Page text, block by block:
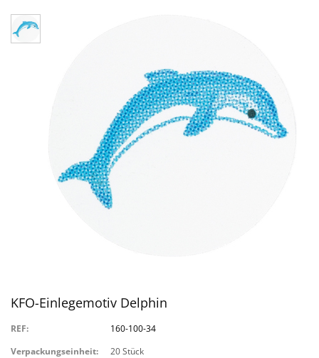
KFO-Einlegemotiv Delphin
REF:
160-100-34
Verpackungseinheit:
20 Stück